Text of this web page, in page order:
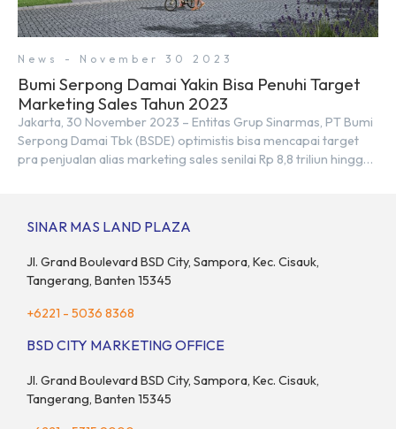
News - November 30 2023
Bumi Serpong Damai Yakin Bisa Penuhi Target
Marketing Sales Tahun 2023
Jakarta, 30 November 2023 – Entitas Grup Sinarmas, PT Bumi
Serpong Damai Tbk (BSDE) optimistis bisa mencapai target
pra penjualan alias marketing sales senilai Rp 8,8 triliun hingga
target. “Kami yakin target […]
SINAR MAS LAND PLAZA
Jl. Grand Boulevard BSD City, Sampora, Kec. Cisauk,
Tangerang, Banten 15345
+6221 - 5036 8368
BSD CITY MARKETING OFFICE
Jl. Grand Boulevard BSD City, Sampora, Kec. Cisauk,
Tangerang, Banten 15345